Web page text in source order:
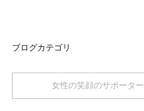
ブログカテゴリ
女性の笑顔のサポーター